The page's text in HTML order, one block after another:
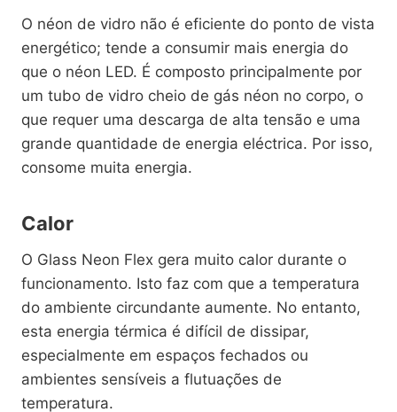
O néon de vidro não é eficiente do ponto de vista
energético; tende a consumir mais energia do
que o néon LED. É composto principalmente por
um tubo de vidro cheio de gás néon no corpo, o
que requer uma descarga de alta tensão e uma
grande quantidade de energia eléctrica. Por isso,
consome muita energia.
Calor
O Glass Neon Flex gera muito calor durante o
funcionamento. Isto faz com que a temperatura
do ambiente circundante aumente. No entanto,
esta energia térmica é difícil de dissipar,
especialmente em espaços fechados ou
ambientes sensíveis a flutuações de
temperatura.